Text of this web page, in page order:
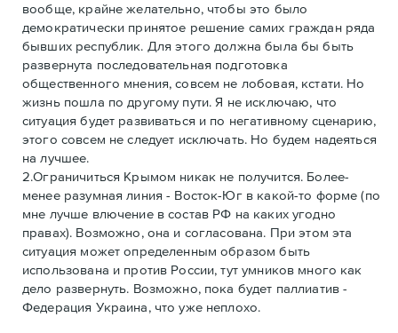
вообще, крайне желательно, чтобы это было
демократически принятое решение самих граждан ряда
бывших республик. Для этого должна была бы быть
развернута последовательная подготовка
общественного мнения, совсем не лобовая, кстати. Но
жизнь пошла по другому пути. Я не исключаю, что
ситуация будет развиваться и по негативному сценарию,
этого совсем не следует исключать. Но будем надеяться
на лучшее.
2.Ограничиться Крымом никак не получится. Более-
менее разумная линия - Восток-Юг в какой-то форме (по
мне лучше влючение в состав РФ на каких угодно
правах). Возможно, она и согласована. При этом эта
ситуация может определенным образом быть
использована и против России, тут умников много как
дело развернуть. Возможно, пока будет паллиатив -
Федерация Украина, что уже неплохо.